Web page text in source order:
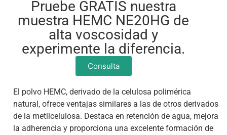
Pruebe GRATIS nuestra
muestra HEMC NE20HG de
alta voscosidad y
experimente la diferencia.
Consulta
El polvo HEMC, derivado de la celulosa polimérica
natural, ofrece ventajas similares a las de otros derivados
de la metilcelulosa. Destaca en retención de agua, mejora
la adherencia y proporciona una excelente formación de